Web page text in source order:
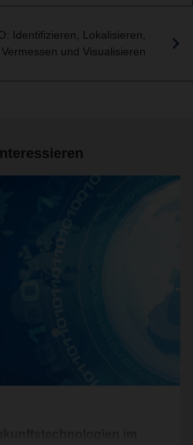
Identifizieren, Lokalisieren,
Vermessen und Visualisieren